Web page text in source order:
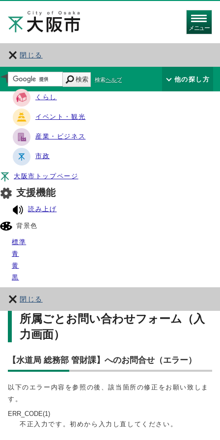
メニュー
閉じる
サイト・ナビ
くらし
イベント・観光
産業・ビジネス
市政
大阪市トップページ
支援機能
読み上げ
背景色
標準
青
黄
黒
閉じる
検索 検索ヘルプ 他の探し方
所属ごとお問い合わせフォーム（入
力画面）
【水道局 総務部 管財課】へのお問合せ（エラー）
以下のエラー内容を参照の後、該当箇所の修正をお願い致しま
す。
ERR_CODE(1)
不正入力です。初めから入力し直してください。